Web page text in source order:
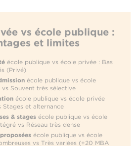
vs école publique :
et limites
école publique vs école privée : Bas
(Privé)
école publique vs école
vs Souvent très sélective
école publique vs école privée
Stages et alternance
& stagesécole publique vs école
vs Réseau très dense
école publique vs école
vs Très variées (+20 MBA